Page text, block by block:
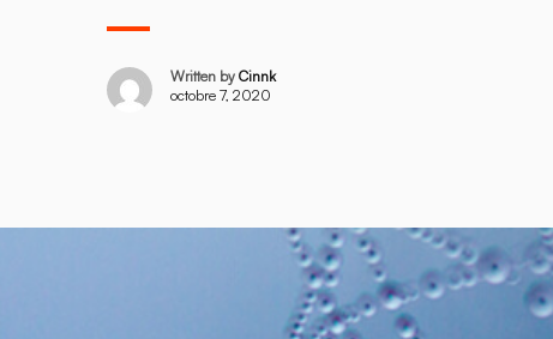
Written by Cinnk
octobre 7, 2020